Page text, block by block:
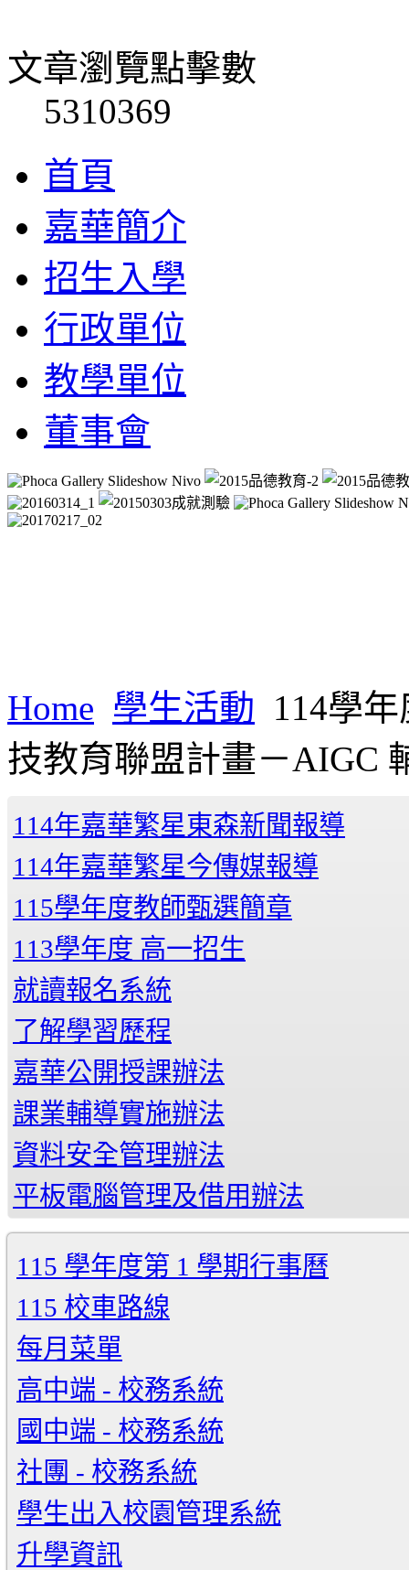
文章瀏覽點擊數
5310369
首頁
嘉華簡介
招生入學
行政單位
教學單位
董事會
Home 學生活動 114學
技教育聯盟計畫－AIGC
114年嘉華繁星東森新聞報導
114年嘉華繁星今傳媒報導
115學年度教師甄選簡章
113學年度 高一招生
就讀報名系統
了解學習歷程
嘉華公開授課辦法
課業輔導實施辦法
資料安全管理辦法
平板電腦管理及借用辦法
115 學年度第 1 學期行事曆
115 校車路線
每月菜單
高中端 - 校務系統
國中端 - 校務系統
社團 - 校務系統
學生出入校園管理系統
升學資訊